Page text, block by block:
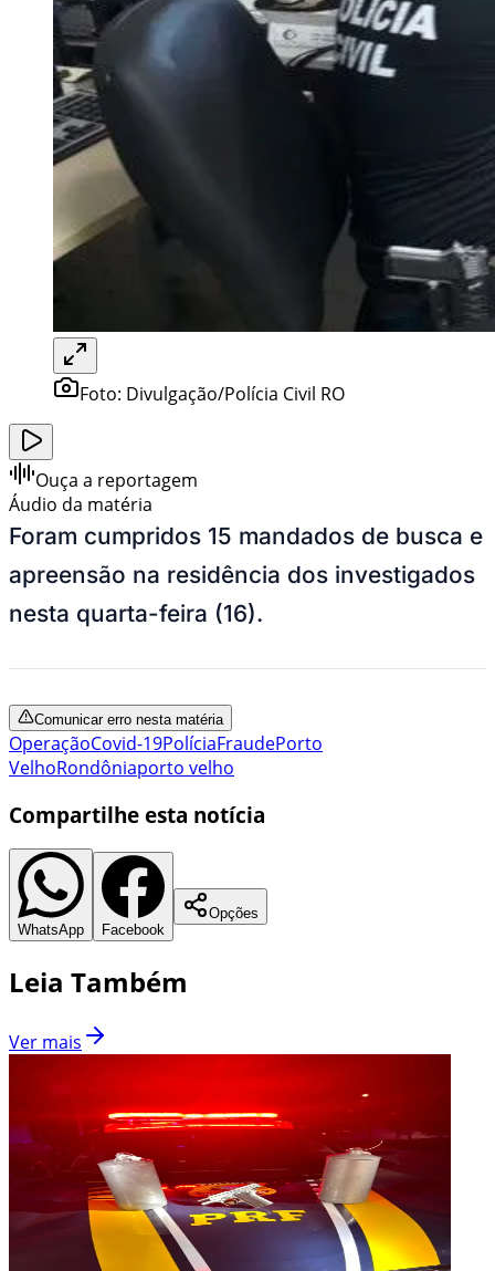
Foto: Divulgação/Polícia Civil RO
Ouça a reportagem
Áudio da matéria
Foram cumpridos 15 mandados de busca e
apreensão na residência dos investigados
nesta quarta-feira (16).
Comunicar erro nesta matéria
OperaçãoCovid-19PolíciaFraudePorto
VelhoRondôniaporto velho
Compartilhe esta notícia
WhatsApp Facebook
Opções
Leia Também
Ver mais